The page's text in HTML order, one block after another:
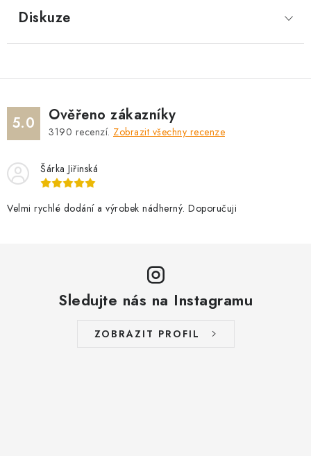
Diskuze
5.0 Ověřeno zákazníky
3190 recenzí. Zobrazit všechny recenze
Šárka Jiřinská
Velmi rychlé dodání a výrobek nádherný. Doporučuji
Sledujte nás na Instagramu
ZOBRAZIT PROFIL